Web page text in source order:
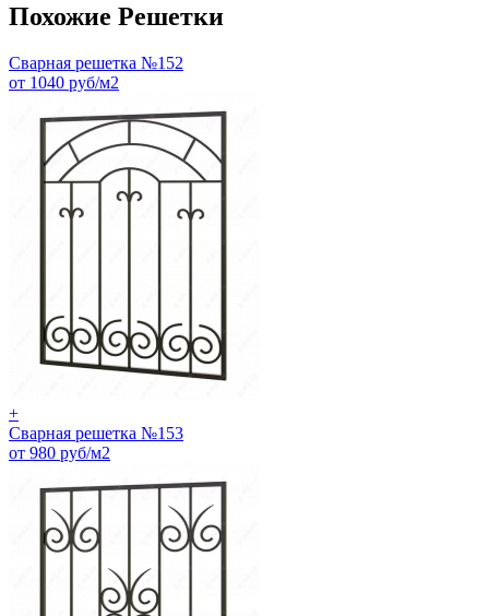
Похожие Решетки
Сварная решетка №152
от 1040 руб/м2
+
Сварная решетка №153
от 980 руб/м2